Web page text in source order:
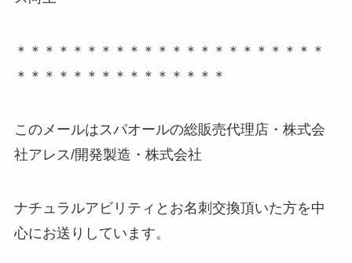
＊＊＊＊＊＊＊＊＊＊＊＊＊＊＊＊＊＊＊＊＊＊
＊＊＊＊＊＊＊＊＊＊＊＊＊＊＊
このメールはスパオールの総販売代理店・株式会
社アレス/開発製造・株式会社
ナチュラルアビリティとお名刺交換頂いた方を中
心にお送りしています。